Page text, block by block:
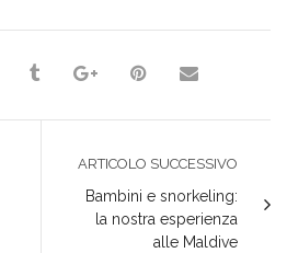
ARTICOLO SUCCESSIVO
Bambini e snorkeling:
la nostra esperienza
alle Maldive